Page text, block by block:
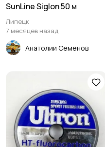
SunLine Siglon 50 м
Липецк
7 месяцев назад
Анатолий Семенов